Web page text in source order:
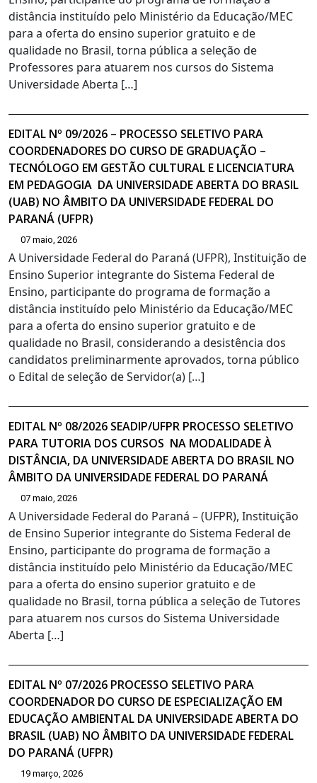
distância instituído pelo Ministério da Educação/MEC
para a oferta do ensino superior gratuito e de
qualidade no Brasil, torna pública a seleção de
Professores para atuarem nos cursos do Sistema
Universidade Aberta […]
EDITAL Nº 09/2026 – PROCESSO SELETIVO PARA
COORDENADORES DO CURSO DE GRADUAÇÃO –
TECNÓLOGO EM GESTÃO CULTURAL E LICENCIATURA
EM PEDAGOGIA DA UNIVERSIDADE ABERTA DO BRASIL
(UAB) NO ÂMBITO DA UNIVERSIDADE FEDERAL DO
PARANÁ (UFPR)
07 maio, 2026
A Universidade Federal do Paraná (UFPR), Instituição de
Ensino Superior integrante do Sistema Federal de
Ensino, participante do programa de formação a
distância instituído pelo Ministério da Educação/MEC
para a oferta do ensino superior gratuito e de
qualidade no Brasil, considerando a desistência dos
candidatos preliminarmente aprovados, torna público
o Edital de seleção de Servidor(a) […]
EDITAL Nº 08/2026 SEADIP/UFPR PROCESSO SELETIVO
PARA TUTORIA DOS CURSOS NA MODALIDADE À
DISTÂNCIA, DA UNIVERSIDADE ABERTA DO BRASIL NO
ÂMBITO DA UNIVERSIDADE FEDERAL DO PARANÁ
07 maio, 2026
A Universidade Federal do Paraná – (UFPR), Instituição
de Ensino Superior integrante do Sistema Federal de
Ensino, participante do programa de formação a
distância instituído pelo Ministério da Educação/MEC
para a oferta do ensino superior gratuito e de
qualidade no Brasil, torna pública a seleção de Tutores
para atuarem nos cursos do Sistema Universidade
Aberta […]
EDITAL Nº 07/2026 PROCESSO SELETIVO PARA
COORDENADOR DO CURSO DE ESPECIALIZAÇÃO EM
EDUCAÇÃO AMBIENTAL DA UNIVERSIDADE ABERTA DO
BRASIL (UAB) NO ÂMBITO DA UNIVERSIDADE FEDERAL
DO PARANÁ (UFPR)
19 março, 2026